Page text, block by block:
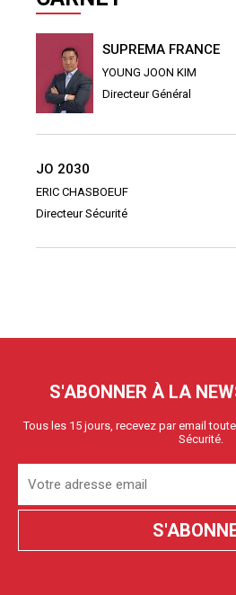
SUPREMA FRANCE
YOUNG JOON KIM
Directeur Général
JO 2030
ERIC CHASBOEUF
Directeur Sécurité
S'ABONNER À LA
Tous les 15 jours, recevez par email
Sécurité.